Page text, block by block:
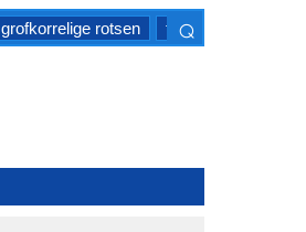
grofkorrelige rotsen fijnkorrelige rotsen
⌕